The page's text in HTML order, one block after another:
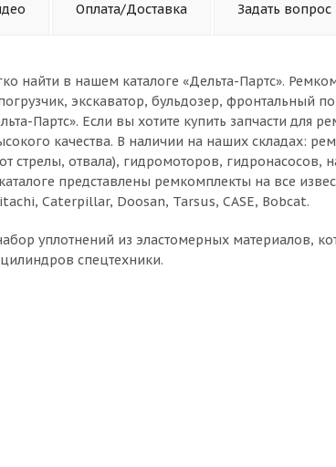
Оплата/Доставка Задать вопрос
найти в нашем каталоге «Дельта-Партс».
экскаватор, бульдозер, фронтальный
Партс». Если вы хотите купить запчасти для
качества. В наличии на наших складах:
стрелы, отвала), гидромоторов, гидронасосов,
представлены ремкомплекты на все
Caterpillar, Doosan, Tarsus, CASE, Bobcat.
уплотнений из эластомерных материалов,
спецтехники.